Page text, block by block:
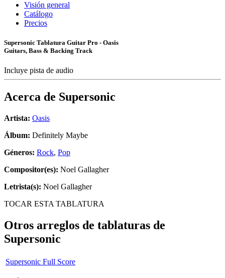
Visión general
Catálogo
Precios
Supersonic Tablatura Guitar Pro - Oasis
Guitars, Bass & Backing Track
Incluye pista de audio
Acerca de Supersonic
Artista: Oasis
Álbum: Definitely Maybe
Géneros: Rock, Pop
Compositor(es): Noel Gallagher
Letrista(s): Noel Gallagher
TOCAR ESTA TABLATURA
Otros arreglos de tablaturas de
Supersonic
Supersonic Full Score